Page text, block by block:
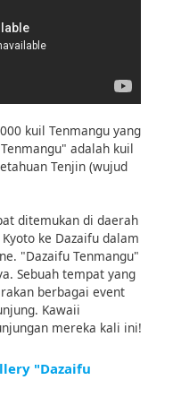
kuil Tenmangu yang
adalah kuil
Tenjin (wujud
ditemukan di daerah
ke Dazaifu dalam
"Dazaifu Tenmangu"
Sebuah tempat yang
berbagai event
Kawaii
mereka kali ini!
"Dazaifu